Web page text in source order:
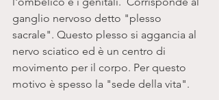
ganglio nervoso detto "plesso
sacrale". Questo plesso si aggancia al
nervo sciatico ed è un centro di
movimento per il corpo. Per questo
motivo è spesso la "sede della vita".